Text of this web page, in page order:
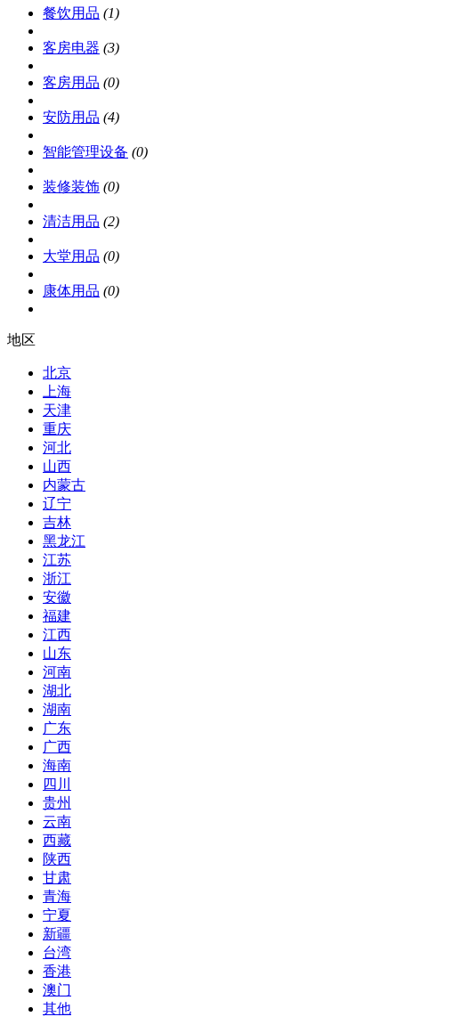
餐饮用品 (1)
客房电器 (3)
客房用品 (0)
安防用品 (4)
智能管理设备 (0)
装修装饰 (0)
清洁用品 (2)
大堂用品 (0)
康体用品 (0)
地区
北京
上海
天津
重庆
河北
山西
内蒙古
辽宁
吉林
黑龙江
江苏
浙江
安徽
福建
江西
山东
河南
湖北
湖南
广东
广西
海南
四川
贵州
云南
西藏
陕西
甘肃
青海
宁夏
新疆
台湾
香港
澳门
其他